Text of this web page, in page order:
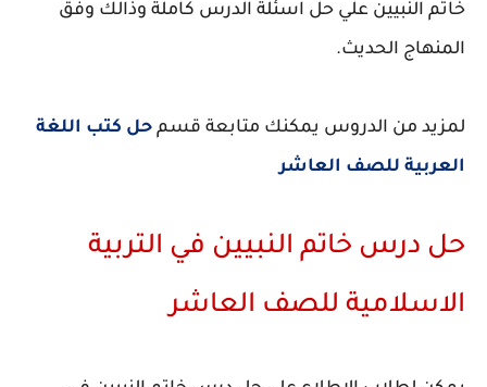
خاتم النبيين علي حل اسئلة الدرس كاملة وذالك وفق
المنهاج الحديث.
لمزيد من الدروس يمكنك متابعة قسم حل كتب اللغة
العربية للصف العاشر
حل درس خاتم النبيين في التربية
الاسلامية للصف العاشر